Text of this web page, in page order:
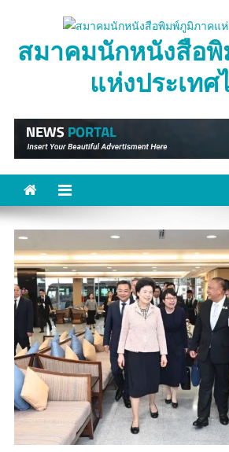
contentสมาคมนักหนังสือ
แห่งประเทศ